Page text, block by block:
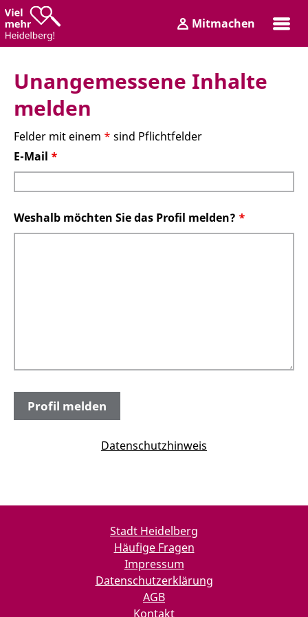
Zum
Inhalt
Zum
Hauptmenü
LoginMitmachen
Unangemessene Inhalte
melden
Felder mit einem * sind Pflichtfelder
E-Mail *
Weshalb möchten Sie das Profil melden? *
Datenschutzhinweis
Stadt Heidelberg
Häufige Fragen
Impressum
Datenschutzerklärung
AGB
Kontakt